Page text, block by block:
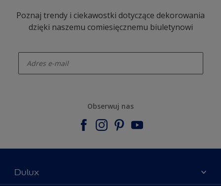
Poznaj trendy i ciekawostki dotyczące dekorowania
dzięki naszemu comiesięcznemu biuletynowi
Obserwuj nas
Dulux